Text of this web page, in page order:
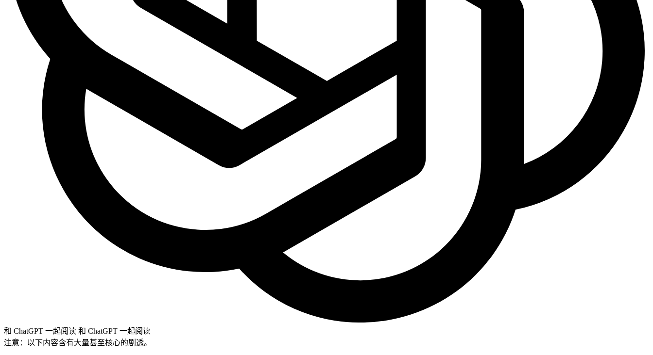
和 ChatGPT 一起阅读 和 ChatGPT 一起阅读
注意：以下内容含有大量甚至核心的剧透。